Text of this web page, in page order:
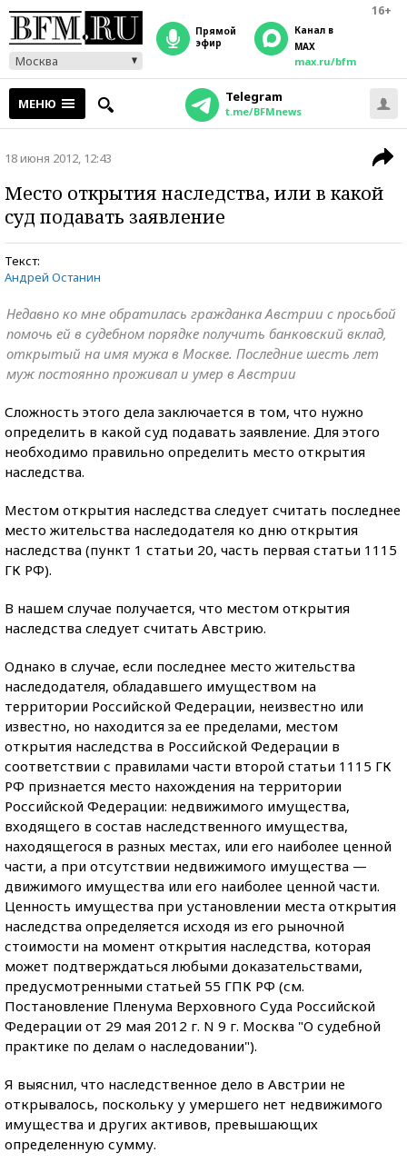
16+
Москва
прямой
эфир
Канал в
MAX
max.ru/bfm
МЕНЮ Telegram
t.me/BFMnews
18 июня 2012, 12:43
Место открытия наследства, или в какой
суд подавать заявление
Текст:
Андрей Останин
Недавно ко мне обратилась гражданка Австрии с просьбой
помочь ей в судебном порядке получить банковский вклад,
открытый на имя мужа в Москве. Последние шесть лет
муж постоянно проживал и умер в Австрии
Сложность этого дела заключается в том, что нужно
определить в какой суд подавать заявление. Для этого
необходимо правильно определить место открытия
наследства.
Местом открытия наследства следует считать последнее
место жительства наследодателя ко дню открытия
наследства (пункт 1 статьи 20, часть первая статьи 1115
ГК РФ).
В нашем случае получается, что местом открытия
наследства следует считать Австрию.
Однако в случае, если последнее место жительства
наследодателя, обладавшего имуществом на
территории Российской Федерации, неизвестно или
известно, но находится за ее пределами, местом
открытия наследства в Российской Федерации в
соответствии с правилами части второй статьи 1115 ГК
РФ признается место нахождения на территории
Российской Федерации: недвижимого имущества,
входящего в состав наследственного имущества,
находящегося в разных местах, или его наиболее ценной
части, а при отсутствии недвижимого имущества —
движимого имущества или его наиболее ценной части.
Ценность имущества при установлении места открытия
наследства определяется исходя из его рыночной
стоимости на момент открытия наследства, которая
может подтверждаться любыми доказательствами,
предусмотренными статьей 55 ГПК РФ (см.
Постановление Пленума Верховного Суда Российской
Федерации от 29 мая 2012 г. N 9 г. Москва "О судебной
практике по делам о наследовании").
Я выяснил, что наследственное дело в Австрии не
открывалось, поскольку у умершего нет недвижимого
имущества и других активов, превышающих
определенную сумму.